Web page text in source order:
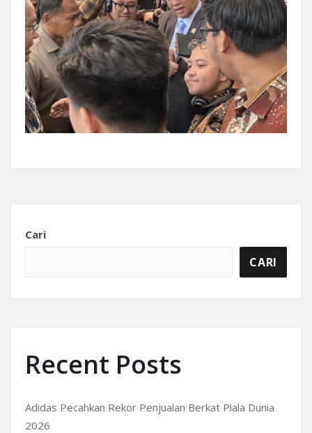
Cari
CARI
Recent Posts
Adidas Pecahkan Rekor Penjualan Berkat Piala Dunia
2026